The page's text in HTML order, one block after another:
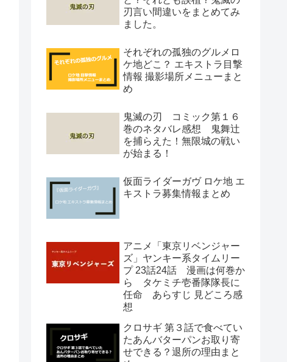
刃言い間違いをまとめてみ
ました。
それぞれの孤独のグルメロ
ケ地どこ？ エキストラ目撃
情報 撮影場所メニューまと
め
鬼滅の刃 コミック第１６
巻のネタバレ感想 鬼舞辻
を捕らえた！無限城の戦い
が始まる！
仮面ライダーガヴ ロケ地 エ
キストラ募集情報まとめ
アニメ「東京リベンジャー
ズ」ヤンキー系タイムリー
プ 23話24話 漫画は何巻か
ら タケミチ壱番隊隊長に
任命 あらすじ 見どころ感
想
クロサギ 第３話で食べてい
たあんバターパンお取り寄
せできる？退所の理由まと